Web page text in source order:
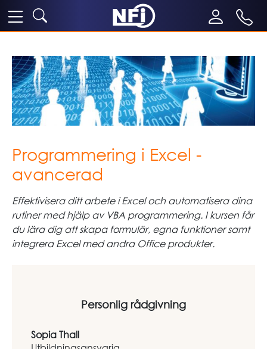
Programmering i Excel -
avancerad
Effektivisera ditt arbete i Excel och automatisera dina
rutiner med hjälp av VBA programmering. I kursen får
du lära dig att skapa formulär, egna funktioner samt
integrera Excel med andra Office produkter.
Personlig rådgivning
Sopia Thall